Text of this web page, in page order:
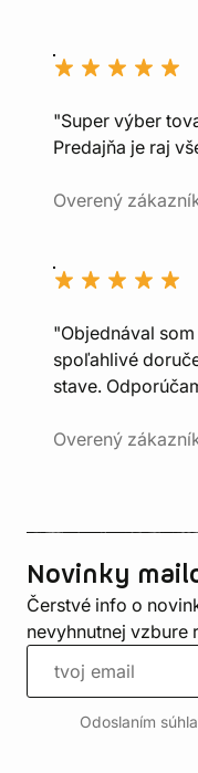
"Super výber
Predajňa je raj
Overený
"Objednával
spoľahlivé
stave.
Overený
Novinky
Čerstvé info o
nevyhnutnej vzbure
Odoslaním